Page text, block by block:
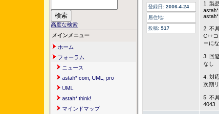
高度な検索
メインメニュー
ホーム
フォーラム
ニュース
astah* com, UML, pro
UML
astah* think!
マインドマップ
登録日: 2006-4-24
居住地:
投稿: 517
1. 製
2. 不
C++
ーに
3. 回
なし
4. 対
次期
5. 不
4043